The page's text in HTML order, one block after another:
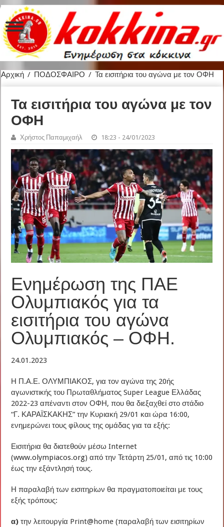
Αρχική / ΠΟΔΟΣΦΑΙΡΟ / Τα εισιτήρια του αγώνα με τον ΟΦΗ
Τα εισιτήρια του αγώνα με τον
ΟΦΗ
Χρήστος Παπαμιχαήλ 18:23 - 24/01/2023
Ενημέρωση της ΠΑΕ
Ολυμπιακός για τα
εισιτήρια του αγώνα
Ολυμπιακός – ΟΦΗ.
24.01.2023
Η Π.Α.Ε. ΟΛΥΜΠΙΑΚΟΣ, για τον αγώνα της 20ής
αγωνιστικής του Πρωταθλήματος Super League Ελλάδας
2022-23 απέναντι στον ΟΦΗ, που θα διεξαχθεί στο στάδιο
“Γ. ΚΑΡΑΪΣΚΑΚΗΣ” την Κυριακή 29/01 και ώρα 16:00,
ενημερώνει τους φίλους της ομάδας για τα εξής:
Εισιτήρια θα διατεθούν μέσω Internet
(www.olympiacos.org) από την Τετάρτη 25/01, από τις 10:00
έως την εξάντλησή τους.
Η παραλαβή των εισιτηρίων θα πραγματοποιείται με τους
εξής τρόπους:
α) την λειτουργία Print@home (παραλαβή των εισιτηρίων